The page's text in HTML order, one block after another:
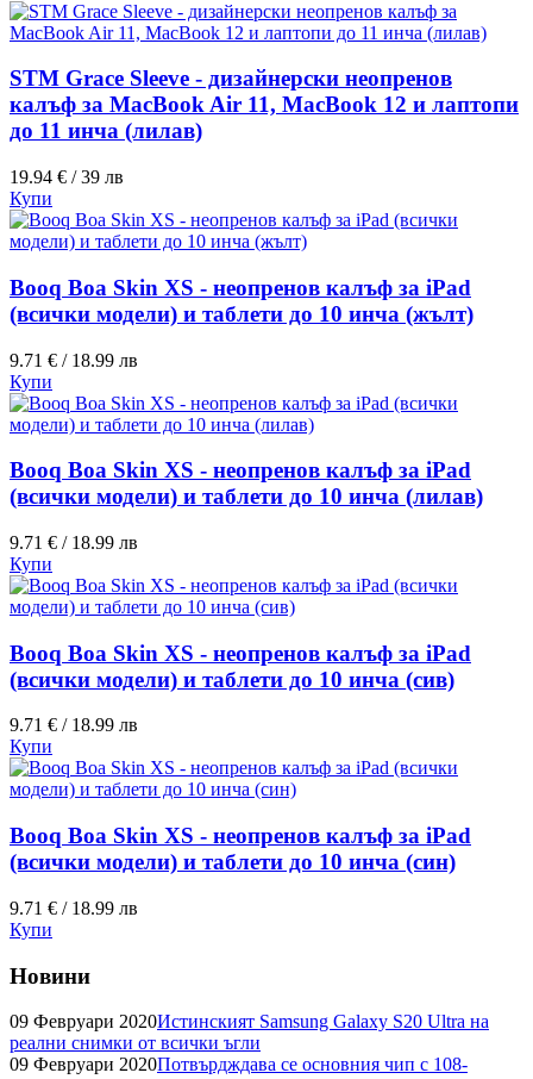
STM Grace Sleeve - дизайнерски неопренов
калъф за MacBook Air 11, MacBook 12 и лаптопи
до 11 инча (лилав)
19.94 € / 39 лв
Купи
Booq Boa Skin XS - неопренов калъф за iPad
(всички модели) и таблети до 10 инча (жълт)
9.71 € / 18.99 лв
Купи
Booq Boa Skin XS - неопренов калъф за iPad
(всички модели) и таблети до 10 инча (лилав)
9.71 € / 18.99 лв
Купи
Booq Boa Skin XS - неопренов калъф за iPad
(всички модели) и таблети до 10 инча (сив)
9.71 € / 18.99 лв
Купи
Booq Boa Skin XS - неопренов калъф за iPad
(всички модели) и таблети до 10 инча (син)
9.71 € / 18.99 лв
Купи
Новини
09 Февруари 2020Истинският Samsung Galaxy S20 Ultra на
реални снимки от всички ъгли
09 Февруари 2020Потвърдждава се основния чип с 108-